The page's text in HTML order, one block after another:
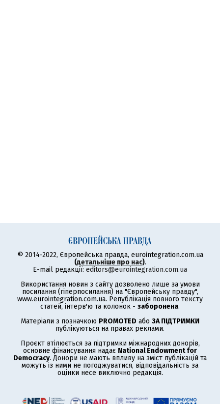
© 2014-2022, Європейська правда, eurointegration.com.ua
(детальніше про нас).
E-mail редакції: editors@eurointegration.com.ua
Використання новин з сайту дозволено лише за умови
посилання (гіперпосилання) на "Європейську правду",
www.eurointegration.com.ua. Републікація повного тексту
статей, інтерв'ю та колонок - заборонена.
Матеріали з позначкою PROMOTED або ЗА ПІДТРИМКИ
публікуються на правах реклами.
Проєкт втілюється за підтримки міжнародних донорів,
основне фінансування надає National Endowment for
Democracy. Донори не мають впливу на зміст публікацій та
можуть із ними не погоджуватися, відповідальність за
оцінки несе виключно редакція.